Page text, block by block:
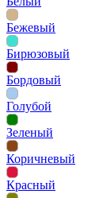
Бежевый
Бирюзовый
Бордовый
Голубой
Зеленый
Коричневый
Красный